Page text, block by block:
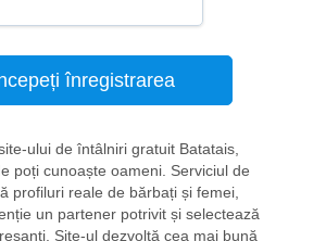
înregistrarea
ului de întâlniri gratuit Batatais,
poți cunoaște oameni. Serviciul de
profiluri reale de bărbați și femei,
un partener potrivit și selectează
Site-ul dezvoltă cea mai bună